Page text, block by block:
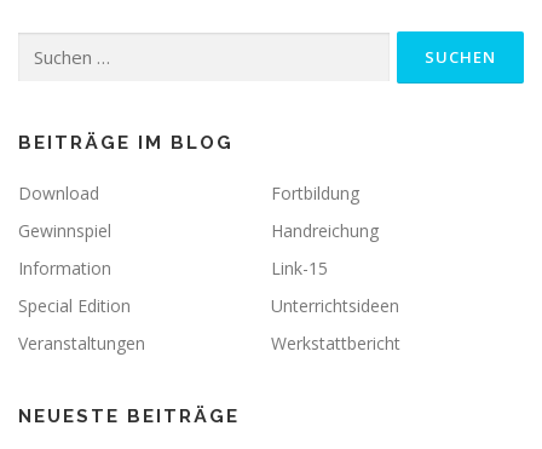
nach:
BEITRÄGE IM BLOG
Download
Fortbildung
Gewinnspiel
Handreichung
Information
Link-15
Special Edition
Unterrichtsideen
Veranstaltungen
Werkstattbericht
NEUESTE BEITRÄGE